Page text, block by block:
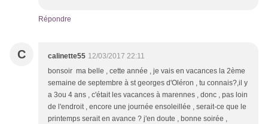
Répondre
C calinette55 12/03/2017 22:11
bonsoir ma belle , cette année , je vais en vacances la 2ème
semaine de septembre à st georges d'Oléron , tu connais?,il y
a 3ou 4 ans , c'était les vacances à marennes , donc , pas loin
de l'endroit , encore une journée ensoleillée , serait-ce que le
printemps serait en avance ? j'en doute , bonne soirée ,